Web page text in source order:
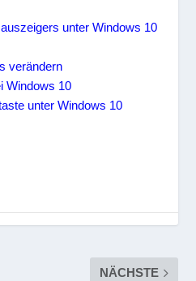
unter Windows 10
verändern
Windows 10
unter Windows 10
NÄCHSTE